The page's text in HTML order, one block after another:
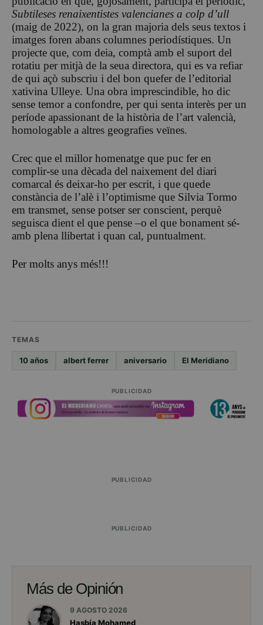
Subtileses renaixentistes valencianes a colp d’ull
(maig de 2022), on la gran majoria dels seus textos i
imatges foren abans columnes periodístiques. Un
projecte que, com deia, comptà amb el suport del
rotatiu per mitjà de la seua directora, qui es va refiar
de qui açò subscriu i del bon quefer de l’editorial
xativina Ulleye. Una obra imprescindible, ho dic
sense temor a confondre, per qui senta interès per un
període apassionant de la història de l’art valencià,
homologable a altres geografies veïnes.
Crec que el millor homenatge que puc fer en
complir-se una dècada del naixement del diari
comarcal és deixar-ho per escrit, i que quede
constància de l’alè i l’optimisme que Silvia Tormo
em transmet, sense potser ser conscient, perquè
seguisca dient el que pense –o el que bonament sé-
amb plena llibertat i quan cal, puntualment.
Per molts anys més!!!
TEMAS
10 años albert ferrer aniversario El Meridiano
PUBLICIDAD
PUBLICIDAD
PUBLICIDAD
Más de Opinión
9 AGOSTO 2026
Hasbía Mohamed